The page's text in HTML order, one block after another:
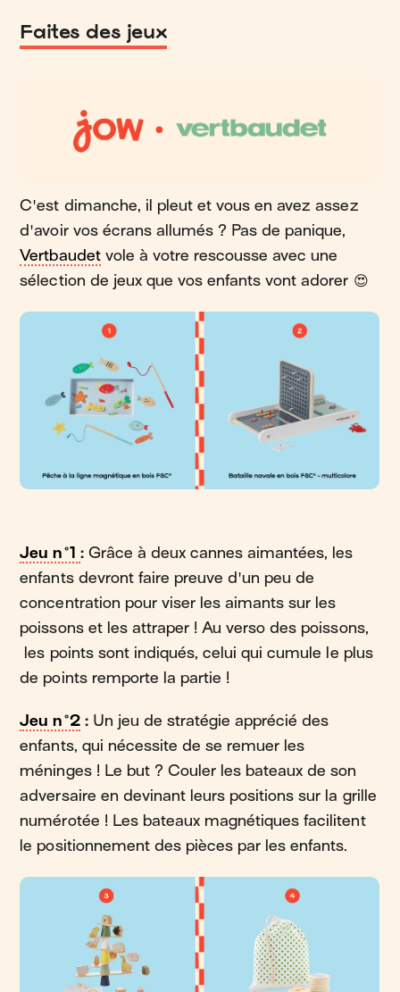
Faites des jeux
C'est dimanche, il pleut et vous en avez assez
d'avoir vos écrans allumés ? Pas de panique,
Vertbaudetvole à votre rescousse avec une
sélection de jeux que vos enfants vont adorer 😍
Jeu n°1 :Grâce à deux cannes aimantées, les
enfants devront faire preuve d'un peu de
concentration pour viser les aimants sur les
poissons et les attraper ! Au verso des poissons,
les points sont indiqués, celui qui cumule le plus
de points remporte la partie !
Jeu n°2:Un jeu de stratégie apprécié des
enfants, qui nécessite de se remuer les
méninges ! Le but ? Couler les bateaux de son
adversaire en devinant leurs positions sur la grille
numérotée ! Les bateaux magnétiques facilitent
le positionnement des pièces par les enfants.